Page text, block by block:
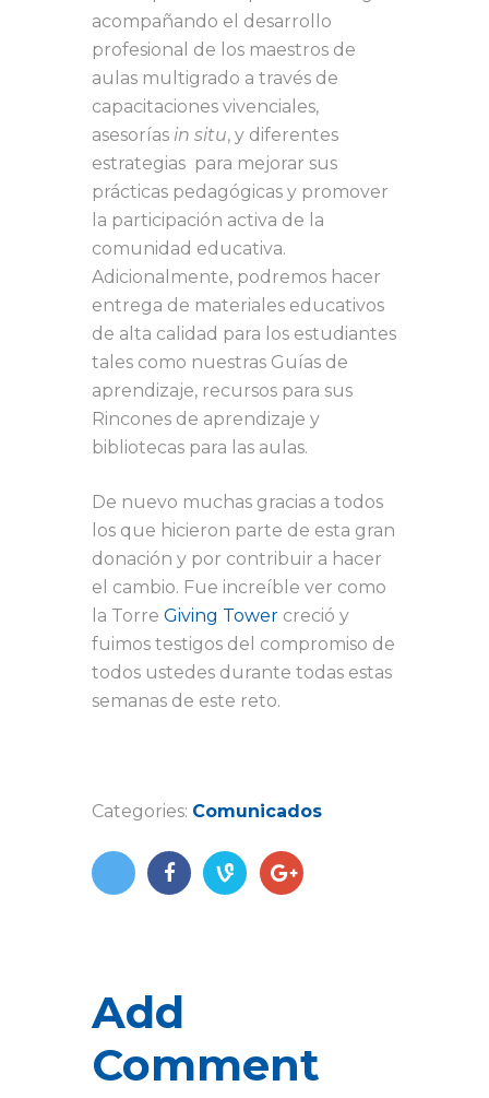
acompañando el desarrollo
profesional de los maestros de
aulas multigrado a través de
capacitaciones vivenciales,
asesorías in situ, y diferentes
estrategias para mejorar sus
prácticas pedagógicas y promover
la participación activa de la
comunidad educativa.
Adicionalmente, podremos hacer
entrega de materiales educativos
de alta calidad para los estudiantes
tales como nuestras Guías de
aprendizaje, recursos para sus
Rincones de aprendizaje y
bibliotecas para las aulas.
De nuevo muchas gracias a todos
los que hicieron parte de esta gran
donación y por contribuir a hacer
el cambio. Fue increíble ver como
la Torre Giving Tower creció y
fuimos testigos del compromiso de
todos ustedes durante todas estas
semanas de este reto.
Categories: Comunicados
Add
Comment